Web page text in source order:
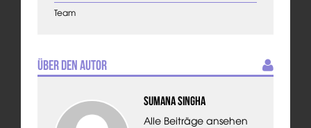
Team
Über den Autor
Sumana Singha
Alle Beiträge ansehen